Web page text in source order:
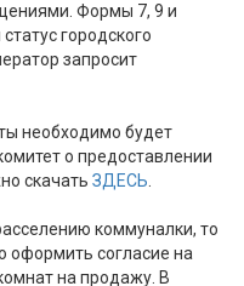
Формы 7, 9 и
городского
запросит
необходимо будет
о предоставлении
скачать ЗДЕСЬ.
коммуналки, то
оформить согласие на
на продажу. В